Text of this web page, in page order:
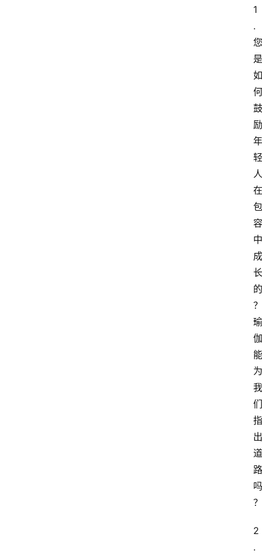
1
.
您
是
如
何
鼓
励
年
轻
人
在
包
容
中
成
长
的
？
瑜
伽
能
为
我
们
指
出
道
路
吗
？
2
.